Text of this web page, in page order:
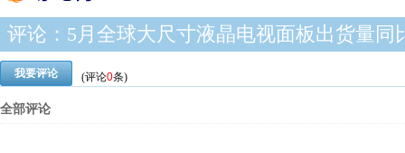
评论： 5月全球大尺寸液晶电视面板出货量同
我要评论 (评论0条)
全部评论